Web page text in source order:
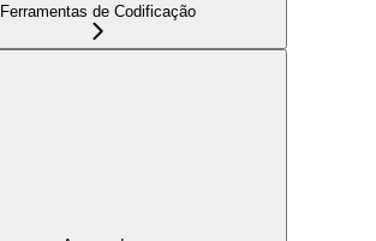
Ferramentas de Codificação